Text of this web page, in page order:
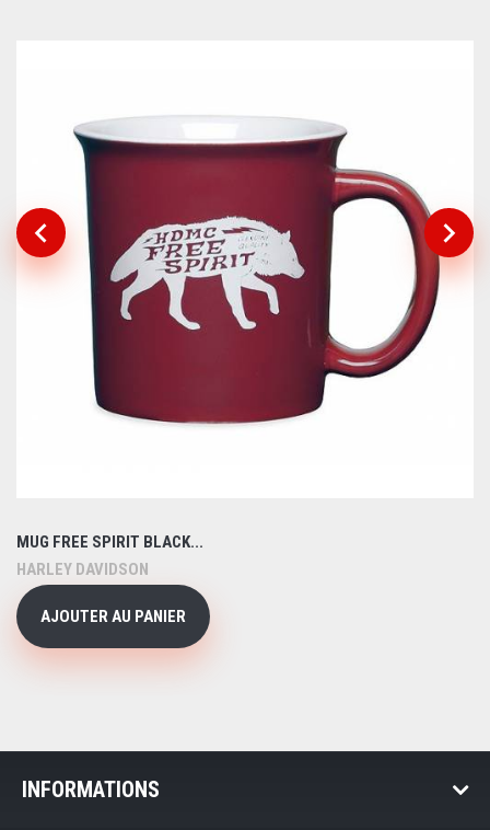
MUG FREE SPIRIT BLACK...
HARLEY DAVIDSON
AJOUTER AU PANIER
INFORMATIONS